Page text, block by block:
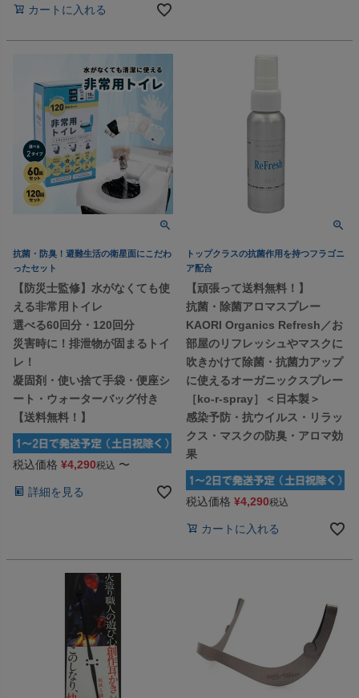
カートに入れる
抗菌・防臭！避難生活の衛星面にこだわ
ったセット
【防災士監修】水がなくても使
える非常用トイレ
選べる60回分・120回分
災害時に！排泄物が固まるトイ
レ！
凝固剤・使い捨て手袋・便座シ
ート・ウォーターバッグ付き
【送料無料！】
税込価格 ¥4,290税込 〜
詳細を見る
トップクラスの抗菌作用を持つフラゴニ
ア配合
【頑張って送料無料！】
抗菌・除菌アロマスプレー
KAORI Organics Refresh／お
部屋のリフレッシュやマスクに
吹きかけて除菌・抗菌力アップ
に使えるオーガニックスプレー
［ko-r-spray］＜日本製＞
感染予防・抗ウイルス・リラッ
クス・マスクの防臭・アロマ効
果
税込価格 ¥4,290税込
カートに入れる